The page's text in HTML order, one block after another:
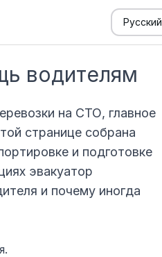
Русский
водителям
на СТО, главное
странице собрана
и подготовке
эвакуатор
и почему иногда